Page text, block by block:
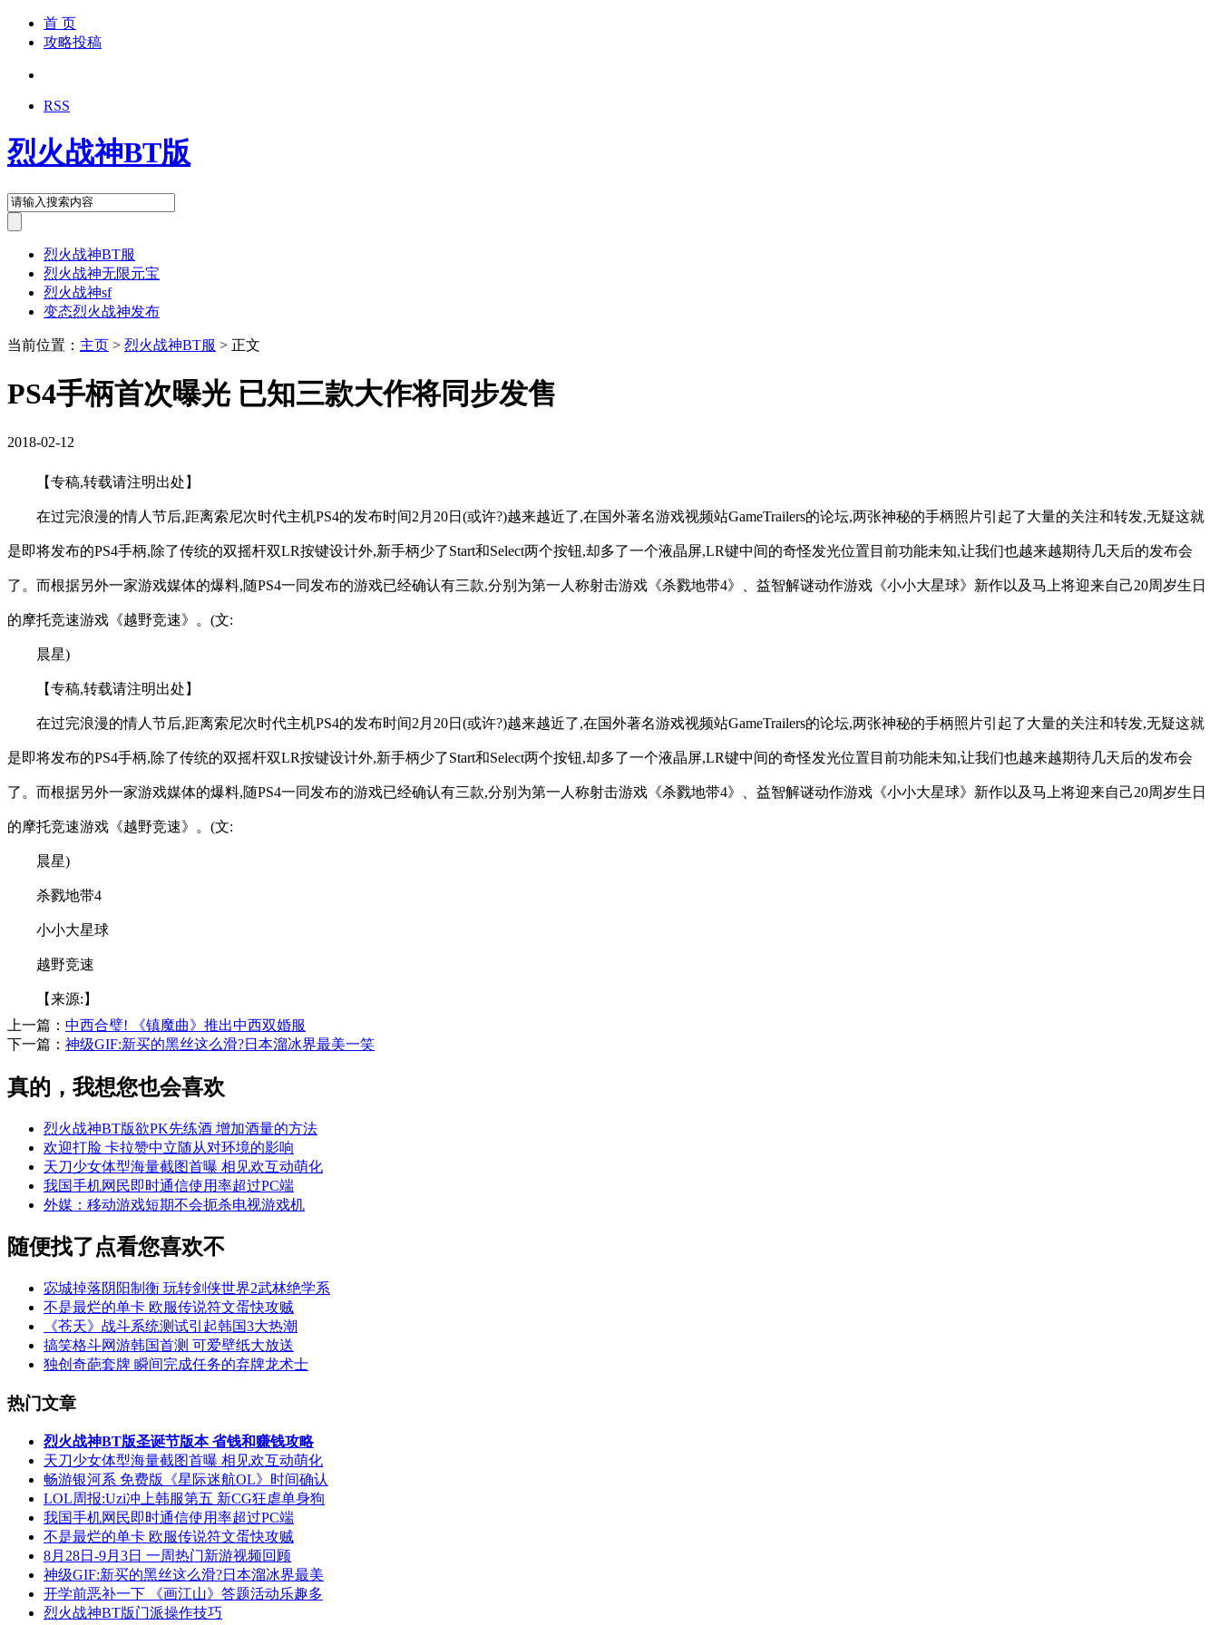
首 页
攻略投稿
RSS
烈火战神BT版
烈火战神BT服
烈火战神无限元宝
烈火战神sf
变态烈火战神发布
当前位置： 主页 > 烈火战神BT服 > 正文
PS4手柄首次曝光 已知三款大作将同步发售
2018-02-12
【专稿,转载请注明出处】
在过完浪漫的情人节后,距离索尼次时代主机PS4的发布时间2月20日(或许?)越来越近了,在国外著名游戏视频站GameTrailers的论坛,两张神秘的手柄照片引起了大量的关注和转发,无疑这就
是即将发布的PS4手柄,除了传统的双摇杆双LR按键设计外,新手柄少了Start和Select两个按钮,却多了一个液晶屏,LR键中间的奇怪发光位置目前功能未知,让我们也越来越期待几天后的发布会
了。而根据另外一家游戏媒体的爆料,随PS4一同发布的游戏已经确认有三款,分别为第一人称射击游戏《杀戮地带4》、益智解谜动作游戏《小小大星球》新作以及马上将迎来自己20周岁生日
的摩托竞速游戏《越野竞速》。(文:
晨星)
【专稿,转载请注明出处】
在过完浪漫的情人节后,距离索尼次时代主机PS4的发布时间2月20日(或许?)越来越近了,在国外著名游戏视频站GameTrailers的论坛,两张神秘的手柄照片引起了大量的关注和转发,无疑这就
是即将发布的PS4手柄,除了传统的双摇杆双LR按键设计外,新手柄少了Start和Select两个按钮,却多了一个液晶屏,LR键中间的奇怪发光位置目前功能未知,让我们也越来越期待几天后的发布会
了。而根据另外一家游戏媒体的爆料,随PS4一同发布的游戏已经确认有三款,分别为第一人称射击游戏《杀戮地带4》、益智解谜动作游戏《小小大星球》新作以及马上将迎来自己20周岁生日
的摩托竞速游戏《越野竞速》。(文:
晨星)
杀戮地带4
小小大星球
越野竞速
【来源:】
上一篇： 中西合璧! 《镇魔曲》推出中西双婚服
下一篇： 神级GIF:新买的黑丝这么滑?日本溜冰界最美一笑
真的，我想您也会喜欢
烈火战神BT版欲PK先练酒 增加酒量的方法
欢迎打脸 卡拉赞中立随从对环境的影响
天刀少女体型海量截图首曝 相见欢互动萌化
我国手机网民即时通信使用率超过PC端
外媒：移动游戏短期不会扼杀电视游戏机
随便找了点看您喜欢不
宓城掉落阴阳制衡 玩转剑侠世界2武林绝学系
不是最烂的单卡 欧服传说符文蛋快攻贼
《苍天》战斗系统测试引起韩国3大热潮
搞笑格斗网游韩国首测 可爱壁纸大放送
独创奇葩套牌 瞬间完成任务的弃牌龙术士
热门文章
烈火战神BT版圣诞节版本 省钱和赚钱攻略
天刀少女体型海量截图首曝 相见欢互动萌化
畅游银河系 免费版《星际迷航OL》时间确认
LOL周报:Uzi冲上韩服第五 新CG狂虐单身狗
我国手机网民即时通信使用率超过PC端
不是最烂的单卡 欧服传说符文蛋快攻贼
8月28日-9月3日 一周热门新游视频回顾
神级GIF:新买的黑丝这么滑?日本溜冰界最美
开学前恶补一下 《画江山》答题活动乐趣多
烈火战神BT版门派操作技巧